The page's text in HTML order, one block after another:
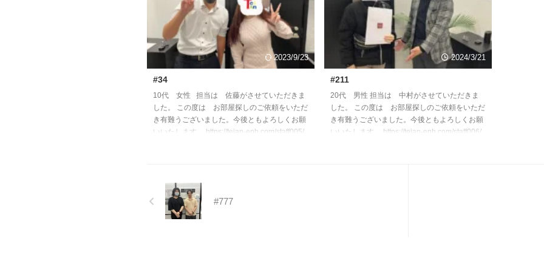
2023/9/23
#34
10代 女性 担当は 佐藤がさせていただきま
した。 この度は お部屋探しのご依頼をいただ
き有難うございました。今後ともよろしくお願
いいたします。 https://teian-enh.com/staff005/
2024/3/21
#211
20代 男性 担当は 中村がさせていただきま
した。 この度は お部屋探しのご依頼をいただ
き有難うございました。今後ともよろしくお願
いいたします。 https://teian-enh.com/staff006/
#777